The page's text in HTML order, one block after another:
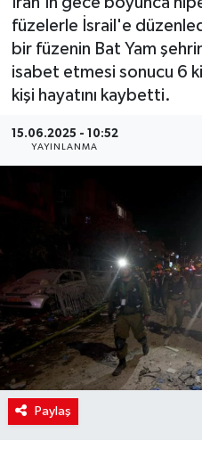
füzelerle İsrail'e
bir füzenin Bat Yam
isabet etmesi sonucu 6
kişi hayatını kaybetti.
15.06.2025 - 10:52
YAYINLANMA
Paylaş